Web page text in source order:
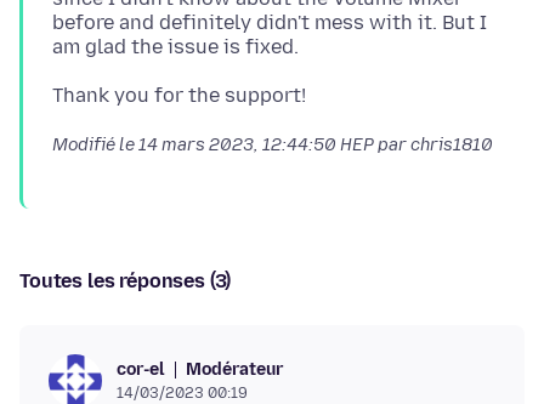
before and definitely didn't mess with it. But I
Modifié le14 mars 2023, 12:44:50 HEPpar chris1810
Toutes les réponses (3)
cor-el Modérateur
14/03/2023 00:19